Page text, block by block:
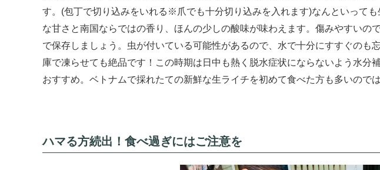
す。(包丁で切り込みをいれる※爪でも十分切り込みを入れます)なんといって
な甘さと南国ならではの香り、ほんの少しの酸味が味わえます。傷みやすいの
で保存しましょう。虫が付いている可能性があるので、水で十分にすすぐのも
庫で凍らせても絶品です！この時期は日中も熱く脱水症状にならないよう水分
おすすめ。ベトナムで採れたての新鮮な生ライチを初めて食べた方も多いので
ハマる方続出！食べ過ぎにはご注意を